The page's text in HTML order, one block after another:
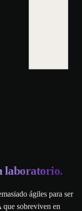
laboratorio.
ágiles para ser
sobreviven en